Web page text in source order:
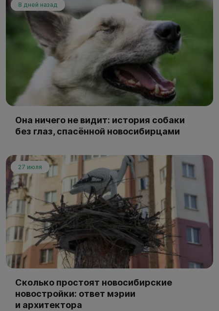
8 дней назад
Она ничего не видит: история собаки
без глаз, спасённой новосибирцами
27 июля
Сколько простоят новосибирские
новостройки: ответ мэрии
и архитектора